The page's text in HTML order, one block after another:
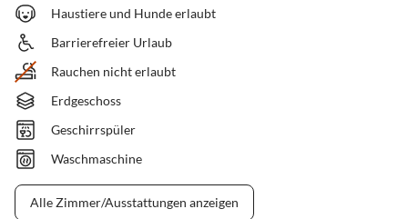
Haustiere und Hunde erlaubt
Barrierefreier Urlaub
Rauchen nicht erlaubt
Erdgeschoss
Geschirrspüler
Waschmaschine
Alle Zimmer/Ausstattungen anzeigen